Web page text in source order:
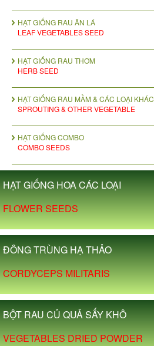
HẠT GIỐNG RAU ĂN LÁ
LEAF VEGETABLES SEED
HẠT GIỐNG RAU THƠM
HERB SEED
HẠT GIỐNG RAU MẦM & CÁC LOẠI KHÁC
SPROUTING & OTHER VEGETABLE
HẠT GIỐNG COMBO
COMBO SEEDS
HẠT GIỐNG HOA CÁC LOẠI
FLOWER SEEDS
ĐÔNG TRÙNG HẠ THẢO
CORDYCEPS MILITARIS
BỘT RAU CỦ QUẢ SẤY KHÔ
VEGETABLES DRIED POWDER